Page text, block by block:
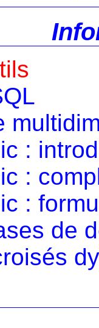
:
:
:
de